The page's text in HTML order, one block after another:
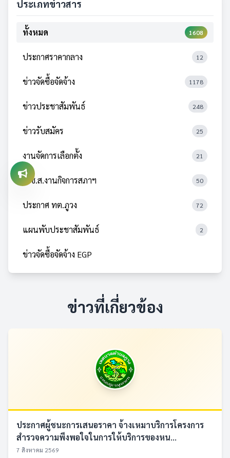
ประเภทข่าวสาร
ทั้งหมด 1608
ประกาศราคากลาง 12
ข่าวจัดซื้อจัดจ้าง 1178
ข่าวประชาสัมพันธ์ 248
ข่าวรับสมัคร 25
งานจัดการเลือกตั้ง 21
ป.ช.ส.งานกิจการสภาฯ 50
ประกาศ ทต.ภูวง 72
แผนพับประชาสัมพันธ์ 2
ข่าวจัดซื้อจัดจ้าง EGP
ข่าวที่เกี่ยวข้อง
ประกาศผู้ชนะการเสนอราคา จ้างเหมาบริการโครงการ
สำรวจความพึงพอใจในการให้บริการของหน...
7 สิงหาคม 2569